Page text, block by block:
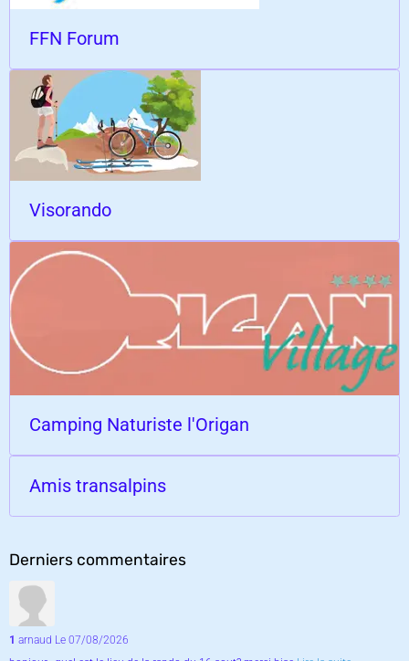
FFN Forum
Visorando
Camping Naturiste l'Origan
Amis transalpins
Derniers commentaires
1 arnaud Le 07/08/2026